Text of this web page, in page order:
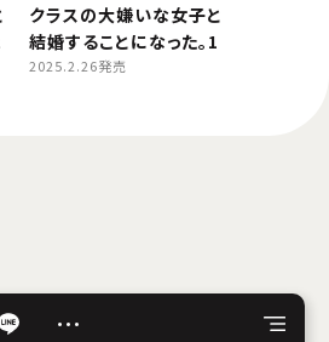
クラスの大嫌いな女子と
結婚することになった。1
2025.2.26発売
…